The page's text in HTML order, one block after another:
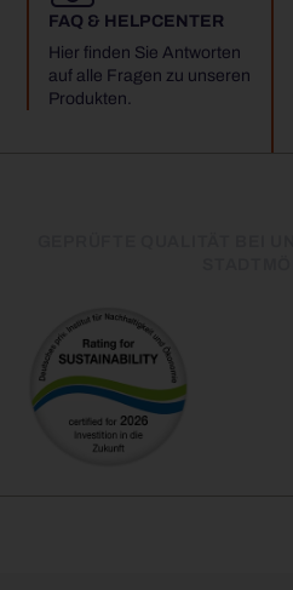
FAQ & HELPCENTER
Hier finden Sie Antworten
auf alle Fragen zu unseren
Produkten.